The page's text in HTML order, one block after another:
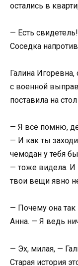
остались в
— Есть
Соседка
Галина
с военной
поставила на
— Я всё помню,
— И как ты
чемодан у тебя
— тоже видела. И
твои вещи явно
— Почему она так
Анна. — Я ведь
— Эх, милая, —
Старая история